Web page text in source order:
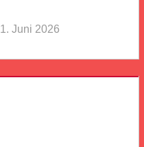
1. Juni 2026